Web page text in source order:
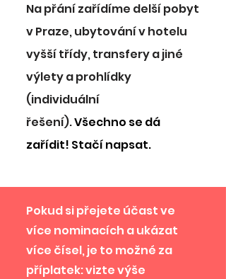
Na přání zařídíme delší pobyt
v Praze, ubytování v hotelu
vyšší třídy, transfery a jiné
výlety a prohlídky
(individuální
řešení).Všechno se dá
zařídit! Stačí napsat.
Pokud si přejete účast ve
více nominacích a ukázat
více čísel, je to možné za
příplatek: vizte výše